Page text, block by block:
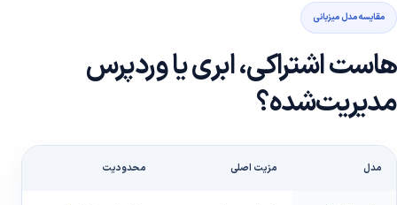
مقایسه مدل میزبانی
هاست اشتراکی، ابری یا وردپرس
مدیریت‌شده؟
مدل مزیت اصلی محدودیت